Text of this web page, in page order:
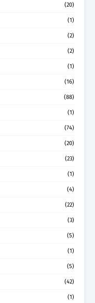
(20)
(1)
(2)
(2)
(1)
(16)
(88)
(1)
(74)
(20)
(23)
(1)
(4)
(22)
(3)
(5)
(1)
(5)
(42)
(1)